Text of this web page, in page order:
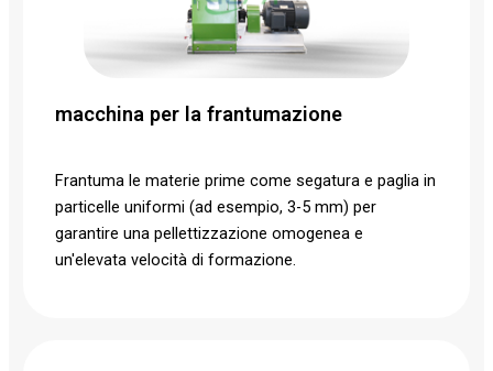
macchina per la frantumazione
Frantuma le materie prime come segatura e paglia in
particelle uniformi (ad esempio, 3-5 mm) per
garantire una pellettizzazione omogenea e
un'elevata velocità di formazione.